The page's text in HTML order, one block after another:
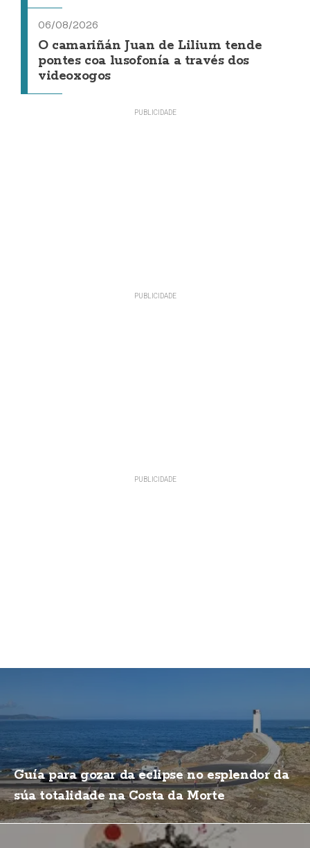
06/08/2026
O camariñán Juan de Lilium tende
pontes coa lusofonía a través dos
videoxogos
Guía para gozar da eclipse no esplendor da
súa totalidade na Costa da Morte